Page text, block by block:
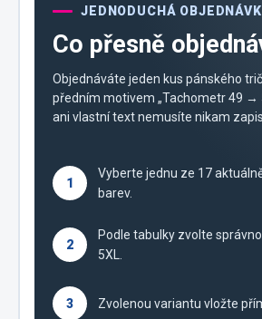
JEDNODUCHÁ
Co přesně
Objednáváte jeden kus pánského
předním motivem „Tachometr 49 →
ani vlastní text nemusíte nikam
1
Vyberte jednu ze 17
barev.
2
Podle tabulky zvolte
5XL.
3 Zvolenou variantu vložte